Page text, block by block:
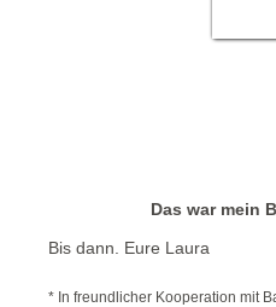
Das war mein
Bis dann. Eure Laura
* In freundlicher Kooperation mit